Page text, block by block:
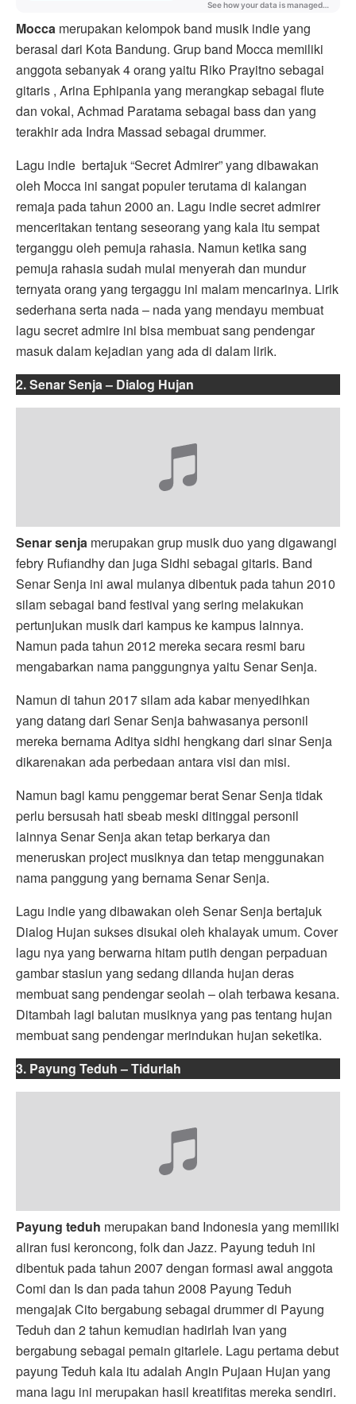
Mocca merupakan kelompok band musik indie yang
berasal dari Kota Bandung. Grup band Mocca memiliki
anggota sebanyak 4 orang yaitu Riko Prayitno sebagai
gitaris , Arina Ephipania yang merangkap sebagai flute
dan vokal, Achmad Paratama sebagai bass dan yang
terakhir ada Indra Massad sebagai drummer.
Lagu indie bertajuk “Secret Admirer” yang dibawakan
oleh Mocca ini sangat populer terutama di kalangan
remaja pada tahun 2000 an. Lagu indie secret admirer
menceritakan tentang seseorang yang kala itu sempat
terganggu oleh pemuja rahasia. Namun ketika sang
pemuja rahasia sudah mulai menyerah dan mundur
ternyata orang yang tergaggu ini malam mencarinya. Lirik
sederhana serta nada – nada yang mendayu membuat
lagu secret admire ini bisa membuat sang pendengar
masuk dalam kejadian yang ada di dalam lirik.
2. Senar Senja – Dialog Hujan
Senar senja merupakan grup musik duo yang digawangi
febry Rufiandhy dan juga Sidhi sebagai gitaris. Band
Senar Senja ini awal mulanya dibentuk pada tahun 2010
silam sebagai band festival yang sering melakukan
pertunjukan musik dari kampus ke kampus lainnya.
Namun pada tahun 2012 mereka secara resmi baru
mengabarkan nama panggungnya yaitu Senar Senja.
Namun di tahun 2017 silam ada kabar menyedihkan
yang datang dari Senar Senja bahwasanya personil
mereka bernama Aditya sidhi hengkang dari sinar Senja
dikarenakan ada perbedaan antara visi dan misi.
Namun bagi kamu penggemar berat Senar Senja tidak
perlu bersusah hati sbeab meski ditinggal personil
lainnya Senar Senja akan tetap berkarya dan
meneruskan project musiknya dan tetap menggunakan
nama panggung yang bernama Senar Senja.
Lagu indie yang dibawakan oleh Senar Senja bertajuk
Dialog Hujan sukses disukai oleh khalayak umum. Cover
lagu nya yang berwarna hitam putih dengan perpaduan
gambar stasiun yang sedang dilanda hujan deras
membuat sang pendengar seolah – olah terbawa kesana.
Ditambah lagi balutan musiknya yang pas tentang hujan
membuat sang pendengar merindukan hujan seketika.
3. Payung Teduh – Tidurlah
Payung teduh merupakan band Indonesia yang memiliki
aliran fusi keroncong, folk dan Jazz. Payung teduh ini
dibentuk pada tahun 2007 dengan formasi awal anggota
Comi dan Is dan pada tahun 2008 Payung Teduh
mengajak Cito bergabung sebagai drummer di Payung
Teduh dan 2 tahun kemudian hadirlah Ivan yang
bergabung sebagai pemain gitarlele. Lagu pertama debut
payung Teduh kala itu adalah Angin Pujaan Hujan yang
mana lagu ini merupakan hasil kreatifitas mereka sendiri.